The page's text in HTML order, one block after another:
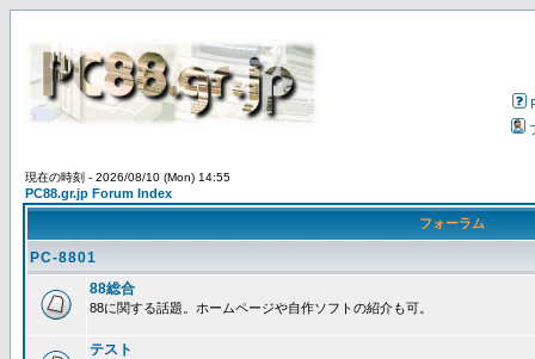
現在の時刻 - 2026/08/10 (Mon) 14:55
PC88.gr.jp Forum Index
フォーラム
PC-8801
88総合
88に関する話題。ホームページや自作ソフトの紹介も可。
テスト